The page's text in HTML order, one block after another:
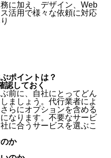
に加え、デザイン、Web
活用で様々な依頼に対応
ポイントは？
認しておく
前に、自社にとってどん
ましょう。代行業者によ
らにオプションを含める
なります。不要なサービ
に合うサービスを選ぶこ
か